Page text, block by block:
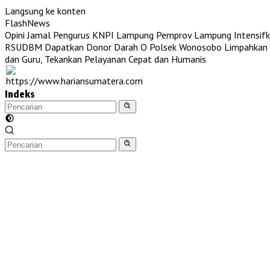
Langsung ke konten
FlashNews
Opini Jamal Pengurus KNPI Lampung Pemprov Lampung
RSUDBM Dapatkan Donor Darah O Polsek Wonosobo
dan Guru, Tekankan Pelayanan Cepat dan Humanis
Indeks